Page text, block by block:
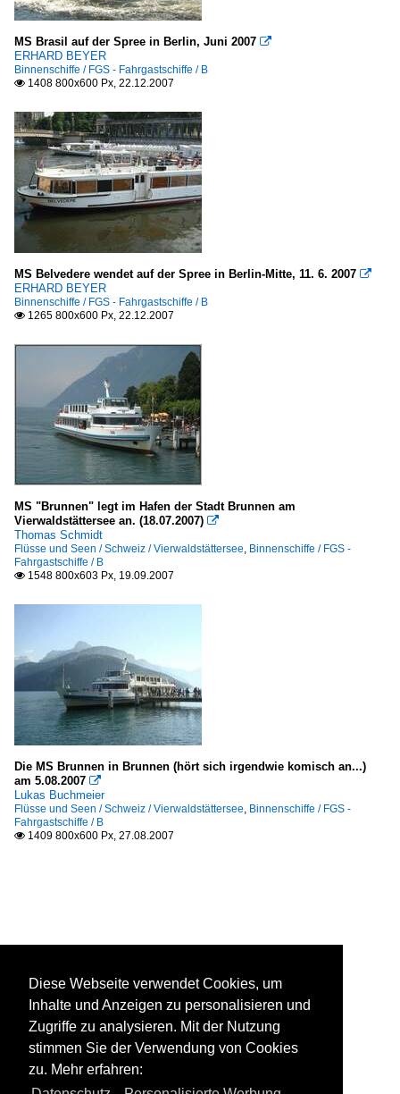
MS Brasil auf der Spree in Berlin, Juni 2007 
ERHARD BEYER
Binnenschiffe / FGS - Fahrgastschiffe / B
 1408 800x600 Px, 22.12.2007
MS Belvedere wendet auf der Spree in Berlin-Mitte, 11. 6. 2007 
ERHARD BEYER
Binnenschiffe / FGS - Fahrgastschiffe / B
 1265 800x600 Px, 22.12.2007
MS "Brunnen" legt im Hafen der Stadt Brunnen am
Vierwaldstättersee an. (18.07.2007) 
Thomas Schmidt
Flüsse und Seen / Schweiz / Vierwaldstättersee, Binnenschiffe / FGS -
Fahrgastschiffe / B
 1548 800x603 Px, 19.09.2007
Die MS Brunnen in Brunnen (hört sich irgendwie komisch an...)
am 5.08.2007 
Lukas Buchmeier
Flüsse und Seen / Schweiz / Vierwaldstättersee, Binnenschiffe / FGS -
Fahrgastschiffe / B
 1409 800x600 Px, 27.08.2007
Diese Webseite verwendet Cookies, um
Inhalte und Anzeigen zu personalisieren und
Zugriffe zu analysieren. Mit der Nutzung
stimmen Sie der Verwendung von Cookies
zu. Mehr erfahren: